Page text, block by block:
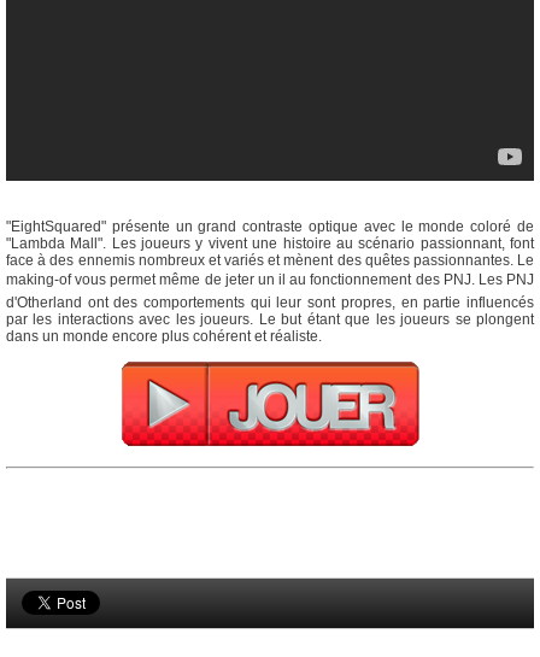
"EightSquared" présente un grand contraste optique avec le monde coloré de
"Lambda Mall". Les joueurs y vivent une histoire au scénario passionnant, font
face à des ennemis nombreux et variés et mènent des quêtes passionnantes. Le
making-of vous permet même de jeter un il au fonctionnement des PNJ. Les PNJ
d'Otherland ont des comportements qui leur sont propres, en partie influencés
par les interactions avec les joueurs. Le but étant que les joueurs se plongent
dans un monde encore plus cohérent et réaliste.